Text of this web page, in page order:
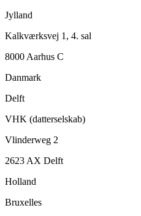
Jylland
Kalkværksvej 1, 4. sal
8000 Aarhus C
Danmark
Delft
VHK (datterselskab)
Vlinderweg 2
2623 AX Delft
Holland
Bruxelles